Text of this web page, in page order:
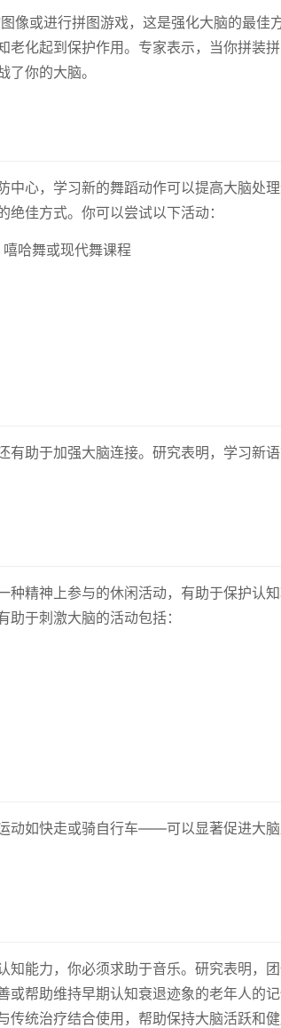
像或进行拼图游戏，这是强化大脑的最佳
老化起到保护作用。专家表示，当你拼
你的大脑。
中心，学习新的舞蹈动作可以提高大脑处
佳方式。你可以尝试以下活动：
哈舞或现代舞课程
有助于加强大脑连接。研究表明，学习新
种精神上参与的休闲活动，有助于保护认
于刺激大脑的活动包括：
如快走或骑自行车——可以显著促进大脑
知能力，你必须求助于音乐。研究表明，
或帮助维持早期认知衰退迹象的老年人的
传统治疗结合使用，帮助保持大脑活跃和健